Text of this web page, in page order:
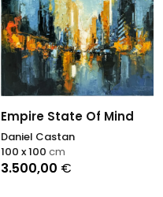
Empire State Of Mind
Daniel Castan
3.500,00€
100 x 100cm